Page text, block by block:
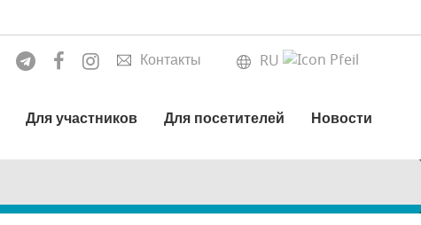
RU
Контакты
Для участников Для посетителей Новости